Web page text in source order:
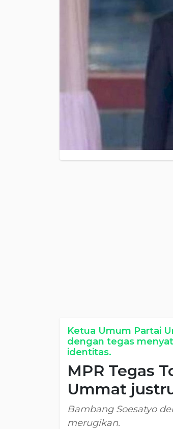
Ketua Umum Partai
dengan tegas
identitas.
MPR Tegas
Ummat
Bambang Soesatyo
merugikan.